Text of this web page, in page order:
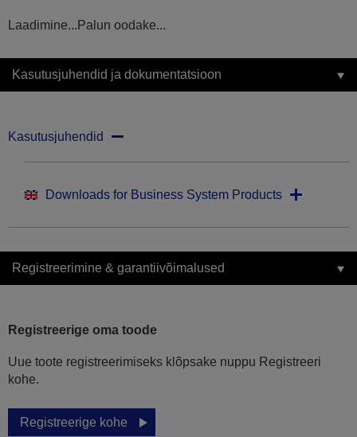
Laadimine...Palun oodake...
Kasutusjuhendid ja dokumentatsioon
Kasutusjuhendid
Downloads for Business System Products
Registreerimine & garantiivõimalused
Registreerige oma toode
Uue toote registreerimiseks klõpsake nuppu Registreeri
kohe.
Registreerige kohe